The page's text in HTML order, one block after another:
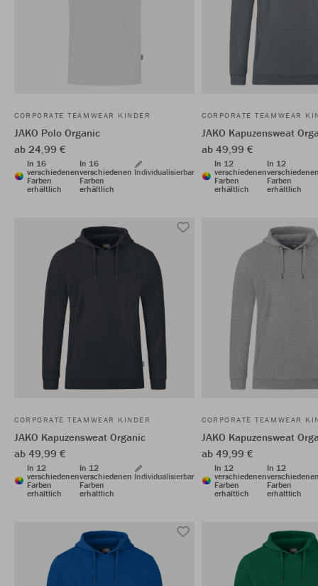
CORPORATE TEAMWEAR KINDER
JAKO Polo Organic
ab 24,99 €
In 16
verschiedenen
Farben
erhältlich
In 16
verschiedenen
Farben
erhältlich
Individualisierbar
CORPORATE TEAMWEAR
JAKO Kapuzensweat
ab 49,99 €
In 12
verschiedenen
Farben
erhältlich
In 12
Farben
erhältlich
CORPORATE TEAMWEAR KINDER
JAKO Kapuzensweat Organic
ab 49,99 €
In 12
verschiedenen
Farben
erhältlich
In 12
verschiedenen
Farben
erhältlich
Individualisierbar
CORPORATE TEAMWEAR
JAKO Kapuzensweat
ab 49,99 €
In 12
verschiedenen
Farben
erhältlich
In 12
Farben
erhältlich